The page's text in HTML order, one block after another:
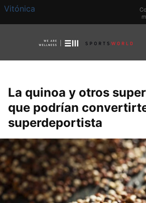
Vitónica
La quinoa y otros
que podrían
superdeportista